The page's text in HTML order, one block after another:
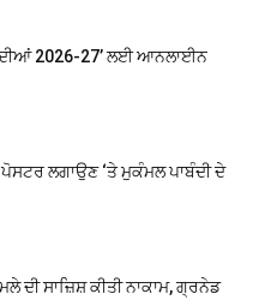
ਦੀਆਂ 2026-27’ ਲਈ ਆਨਲਾਈਨ
ਲਗਾਉਣ ‘ਤੇ ਮੁਕੰਮਲ ਪਾਬੰਦੀ ਦੇ
ਦੀ ਸਾਜ਼ਿਸ਼ ਕੀਤੀ ਨਾਕਾਮ, ਗ੍ਰਨੇਡ